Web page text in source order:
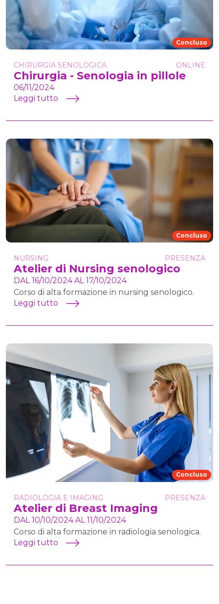
Concluso
CHIRURGIA SENOLOGICA ONLINE
Chirurgia - Senologia in pillole
06/11/2024
Leggi tutto
Concluso
NURSING PRESENZA
Atelier di Nursing senologico
DAL 16/10/2024 AL 17/10/2024
Corso di alta formazione in nursing senologico.
Leggi tutto
Concluso
RADIOLOGIA E IMAGING PRESENZA
Atelier di Breast Imaging
DAL 10/10/2024 AL 11/10/2024
Corso di alta formazione in radiologia senologica.
Leggi tutto